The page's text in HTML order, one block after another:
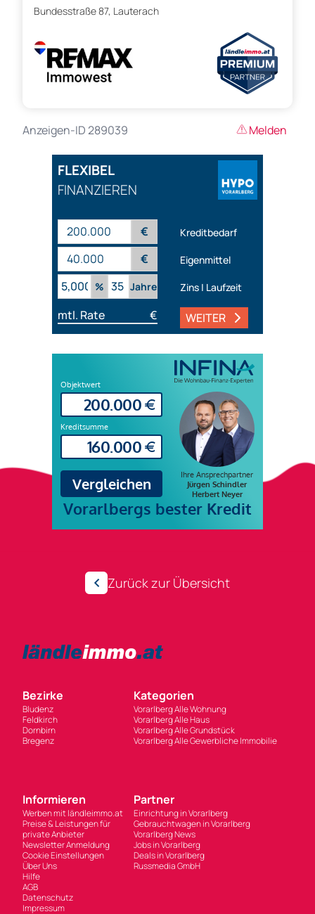
Bundesstraße 87, Lauterach
Anzeigen-ID 289039 Melden
FLEXIBEL
FINANZIEREN
€ Kreditbedarf
€
Eigenmittel
%
Jahre Zins | Laufzeit
mtl. Rate € WEITER
Zurück zur Übersicht
Bezirke
Bludenz
Feldkirch
Dornbirn
Bregenz
Kategorien
Vorarlberg Alle Wohnung
Vorarlberg Alle Haus
Vorarlberg Alle Grundstück
Vorarlberg Alle Gewerbliche Immobilie
Informieren
Werben mit ländleimmo.at
Preise & Leistungen für
private Anbieter
Newsletter Anmeldung
Cookie Einstellungen
Über Uns
Hilfe
AGB
Datenschutz
Impressum
Partner
Einrichtung in Vorarlberg
Gebrauchtwagen in Vorarlberg
Vorarlberg News
Jobs in Vorarlberg
Deals in Vorarlberg
Russmedia GmbH